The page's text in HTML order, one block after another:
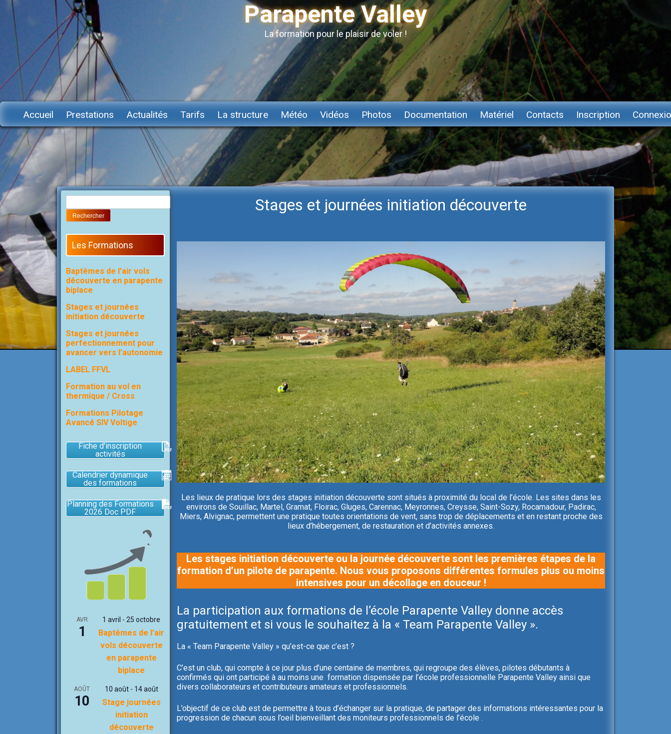
Parapente Valley
La formation pour le plaisir de voler !
Accueil Prestations Actualités Tarifs La structure Météo Vidéos Photos Documentation Matériel Contacts Inscription
Stages et journées initiation découverte
Les lieux de pratique lors des stages initiation découverte sont situés à proximité du local de l’école. Les sites dans les
environs de Souillac, Martel, Gramat, Floirac, Gluges, Carennac, Meyronnes, Creysse, Saint-Sozy, Rocamadour, Padirac,
Miers, Alvignac, permettent une pratique toutes orientations de vent, sans trop de déplacements et en restant proche des
lieux d’hébergement, de restauration et d’activités annexes.
Les stages initiation découverte ou la journée découverte sont les premières étapes de la
formation d’un pilote de parapente. Nous vous proposons différentes formules plus ou moins
intensives pour un décollage en douceur !
La participation aux formations de l’école Parapente Valley donne accès
gratuitement et si vous le souhaitez à la « Team Parapente Valley ».
La « Team Parapente Valley » qu’est-ce que c’est ?
C’est un club, qui compte à ce jour plus d’une centaine de membres, qui regroupe des élèves, pilotes débutants à
confirmés qui ont participé à au moins une formation dispensée par l’école professionnelle Parapente Valley ainsi que
divers collaborateurs et contributeurs amateurs et professionnels.
L’objectif de ce club est de permettre à tous d’échanger sur la pratique, de partager des informations intéressantes pour la
progression de chacun sous l’oeil bienveillant des moniteurs professionnels de l’école .
Rechercher :
Les Formations
Baptêmes de l’air vols
découverte en parapente
biplace
Stages et journées
initiation découverte
Stages et journées
perfectionnement pour
avancer vers l’autonomie
LABEL FFVL
Formation au vol en
thermique / Cross
Formations Pilotage
Avancé SIV Voltige
Fiche d'inscription
activités
Calendrier dynamique
des formations
Planning des Formations
2026 Doc PDF
AVR
1
1 avril - 25 octobre
Baptêmes de l’air
vols découverte
en parapente
biplace
AOÛT
10
10 août- 14 août
Stage journées
initiation
découverte